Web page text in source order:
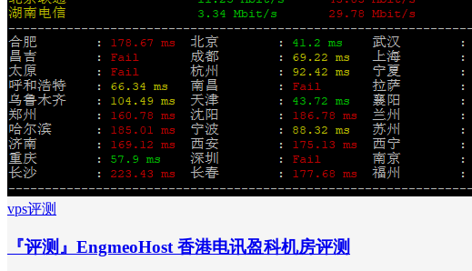
vps评测
『评测』EngmeoHost 香港电讯盈科机房评测